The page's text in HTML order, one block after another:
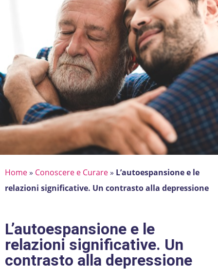
Home» Conoscere e Curare» L’autoespansione e le
relazioni significative. Un contrasto alla depressione
L’autoespansione e le
relazioni significative. Un
contrasto alla depressione